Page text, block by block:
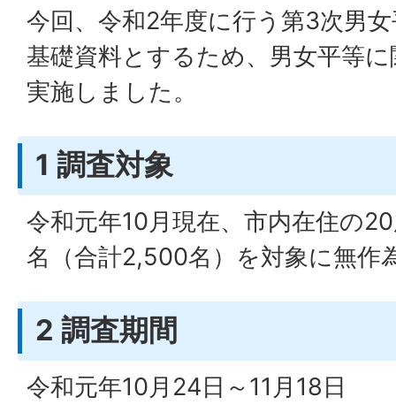
今回、令和2年度に行う第3次男
基礎資料とするため、男女平等
実施しました。
1 調査対象
令和元年10月現在、市内在住の
名（合計2,500名）を対象に無作
2 調査期間
令和元年10月24日～11月18日